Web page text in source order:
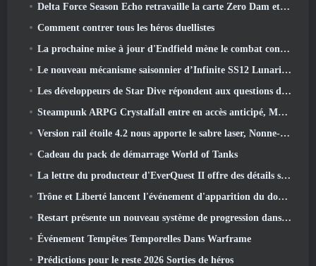
Delta Force Season Echo retravaille la carte Zero Dam et étend le gameplay des opérations
Comment contrer tous les héros duellistes
La prochaine mise à jour d'Endfield mène le combat contre Nefarith
Le nouveau mécanisme saisonnier d’Infinite SS12 Lunaria est l’un des « plus gros ajouts » au jeu
Les développeurs de Star Dive répondent aux questions des joueurs dans un livestream surprise
Steampunk ARPG Crystalfall entre en accès anticipé, Mais pas sans quelques défauts
Version rail étoile 4.2 nous apporte le sabre laser, Nonne-mandrin, Batteur pionnier et un émanateur d’exaltation
Cadeau du pack de démarrage World of Tanks
La lettre du producteur d'EverQuest II offre des détails sur le serveur d'extension verrouillé dans le temps
Trône et Liberté lancent l'événement d'apparition du double archboss
Restart présente un nouveau système de progression dans la mise à jour de la saison SS4
Événement Tempêtes Temporelles Dans Warframe
Prédictions pour le reste 2026 Sorties de héros